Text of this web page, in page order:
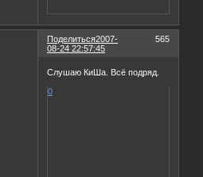
Поделиться 565
2007-
08-24 22:57:45
Слушаю КиШа. Всё подряд.
0